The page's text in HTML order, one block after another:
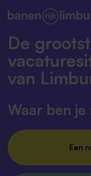
De
van
Waar ben je
Een